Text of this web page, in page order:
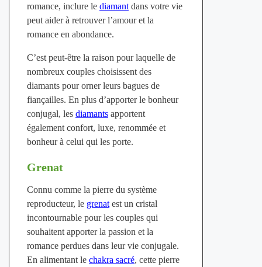
romance, inclure le diamantdans votre vie
peut aider à retrouver l’amour et la
romance en abondance.
C’est peut-être la raison pour laquelle de
nombreux couples choisissent des
diamants pour orner leurs bagues de
fiançailles. En plus d’apporter le bonheur
conjugal, les diamantsapportent
également confort, luxe, renommée et
bonheur à celui qui les porte.
Grenat
Connu comme la pierre du système
reproducteur, le grenatest un cristal
incontournable pour les couples qui
souhaitent apporter la passion et la
romance perdues dans leur vie conjugale.
En alimentant le chakra sacré, cette pierre